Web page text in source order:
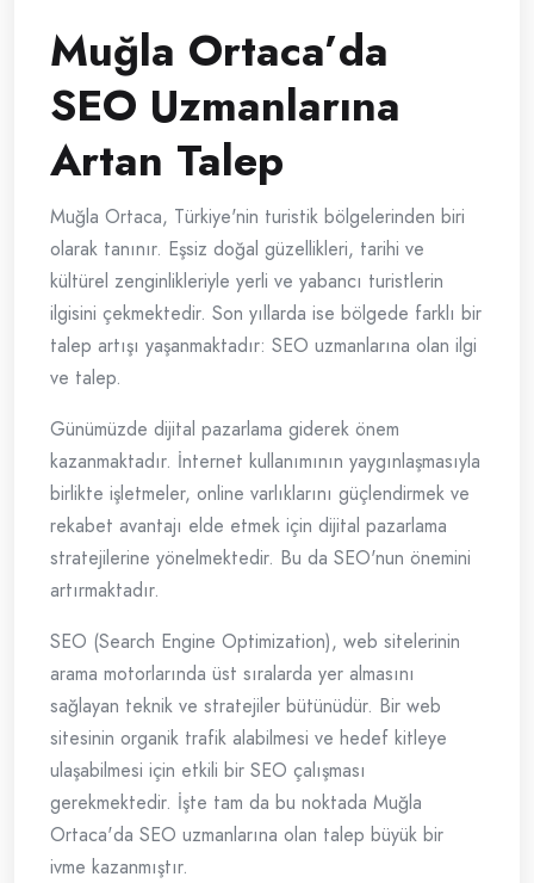
Muğla Ortaca’da
SEO Uzmanlarına
Artan Talep
Muğla Ortaca, Türkiye'nin turistik bölgelerinden biri
olarak tanınır. Eşsiz doğal güzellikleri, tarihi ve
kültürel zenginlikleriyle yerli ve yabancı turistlerin
ilgisini çekmektedir. Son yıllarda ise bölgede farklı bir
talep artışı yaşanmaktadır: SEO uzmanlarına olan ilgi
ve talep.
Günümüzde dijital pazarlama giderek önem
kazanmaktadır. İnternet kullanımının yaygınlaşmasıyla
birlikte işletmeler, online varlıklarını güçlendirmek ve
rekabet avantajı elde etmek için dijital pazarlama
stratejilerine yönelmektedir. Bu da SEO'nun önemini
artırmaktadır.
SEO (Search Engine Optimization), web sitelerinin
arama motorlarında üst sıralarda yer almasını
sağlayan teknik ve stratejiler bütünüdür. Bir web
sitesinin organik trafik alabilmesi ve hedef kitleye
ulaşabilmesi için etkili bir SEO çalışması
gerekmektedir. İşte tam da bu noktada Muğla
Ortaca'da SEO uzmanlarına olan talep büyük bir
ivme kazanmıştır.